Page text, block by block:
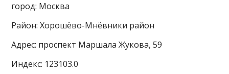
город: Москва
Район: Хорошёво-Мнёвники район
Адрес: проспект Маршала Жукова, 59
Индекс: 123103.0